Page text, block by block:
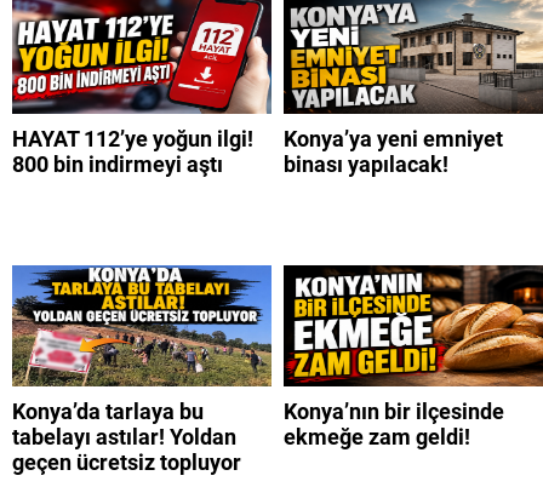
HAYAT 112’ye yoğun ilgi!
800 bin indirmeyi aştı
Konya’ya yeni emniyet
binası yapılacak!
Konya’da tarlaya bu
tabelayı astılar! Yoldan
geçen ücretsiz topluyor
Konya’nın bir ilçesinde
ekmeğe zam geldi!